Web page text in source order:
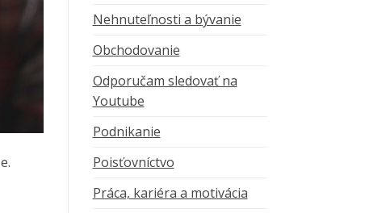
Nehnuteľnosti a bývanie
Obchodovanie
Odporučam sledovať na
Youtube
Podnikanie
Poisťovníctvo
Práca, kariéra a motivácia